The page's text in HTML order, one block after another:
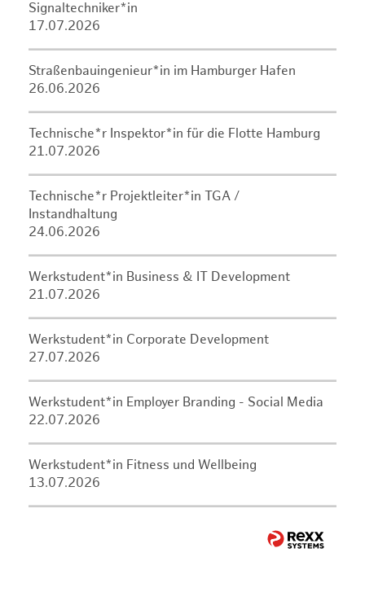
Signaltechniker*in
17.07.2026
Straßenbauingenieur*in im Hamburger Hafen
26.06.2026
Technische*r Inspektor*in für die Flotte Hamburg
21.07.2026
Technische*r Projektleiter*in TGA /
Instandhaltung
24.06.2026
Werkstudent*in Business & IT Development
21.07.2026
Werkstudent*in Corporate Development
27.07.2026
Werkstudent*in Employer Branding - Social Media
22.07.2026
Werkstudent*in Fitness und Wellbeing
13.07.2026